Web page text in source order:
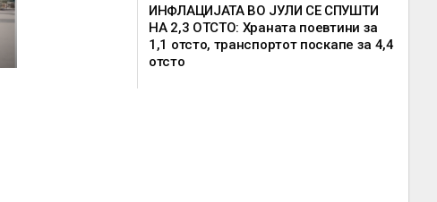
ИНФЛАЦИЈАТА ВО ЈУЛИ СЕ СПУШТИ
НА 2,3 ОТСТО: Храната поевтини за
1,1 отсто, транспортот поскапе за 4,4
отсто